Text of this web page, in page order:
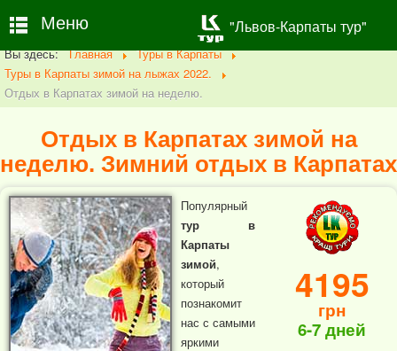
Вы здесь: Главная
Туры в Карпаты
Туры в Карпаты зимой на лыжах 2022.
Отдых в Карпатах зимой на неделю.
Отдых в Карпатах зимой на
неделю. Зимний отдых в Карпатах
Популярный
тур в
Карпаты
зимой,
который
познакомит
нас с самыми
яркими
4195
грн
6-7 дней
Меню "Львов-Карпаты тур"